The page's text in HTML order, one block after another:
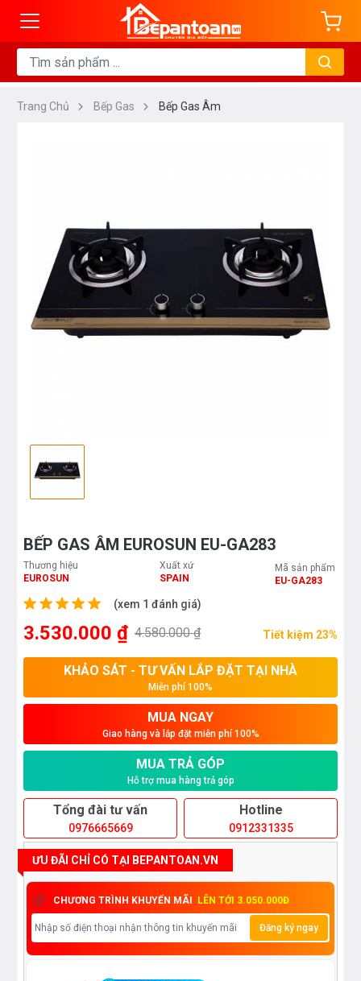
Trang Chủ Bếp Gas Bếp Gas Âm
BẾP GAS ÂM EUROSUN EU-GA283
Thương hiệu
EUROSUN
Xuất xứ
SPAIN
Mã sản phẩm
EU-GA283
(xem 1 đánh giá)
3.530.000 ₫ 4.580.000 ₫ Tiết kiệm 23%
KHẢO SÁT - TƯ VẤN LẮP ĐẶT TẠI NHÀ
Miễn phí 100%
MUA NGAY
Giao hàng và lắp đặt miễn phí 100%
MUA TRẢ GÓP
Hỗ trợ mua hàng trả góp
Tổng đài tư vấn
0976665669
Hotline
0912331335
ƯU ĐÃI CHỈ CÓ TẠI BEPANTOAN.VN
CHƯƠNG TRÌNH KHUYẾN MÃI LÊN TỚI 3.050.000Đ
Đăng ký ngay